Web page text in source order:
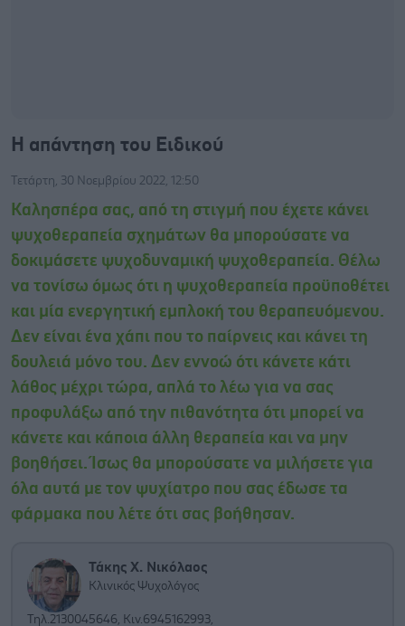
Η απάντηση του Ειδικού
Τετάρτη, 30 Νοεμβρίου 2022, 12:50
Καλησπέρα σας, από τη στιγμή που έχετε κάνει
ψυχοθεραπεία σχημάτων θα μπορούσατε να
δοκιμάσετε ψυχοδυναμική ψυχοθεραπεία. Θέλω
να τονίσω όμως ότι η ψυχοθεραπεία προϋποθέτει
και μία ενεργητική εμπλοκή του θεραπευόμενου.
Δεν είναι ένα χάπι που το παίρνεις και κάνει τη
δουλειά μόνο του. Δεν εννοώ ότι κάνετε κάτι
λάθος μέχρι τώρα, απλά το λέω για να σας
προφυλάξω από την πιθανότητα ότι μπορεί να
κάνετε και κάποια άλλη θεραπεία και να μην
βοηθήσει. Ίσως θα μπορούσατε να μιλήσετε για
όλα αυτά με τον ψυχίατρο που σας έδωσε τα
φάρμακα που λέτε ότι σας βοήθησαν.
Τάκης Χ. Νικόλαος
Κλινικός Ψυχολόγος
Τηλ.2130045646, Κιν.6945162993,